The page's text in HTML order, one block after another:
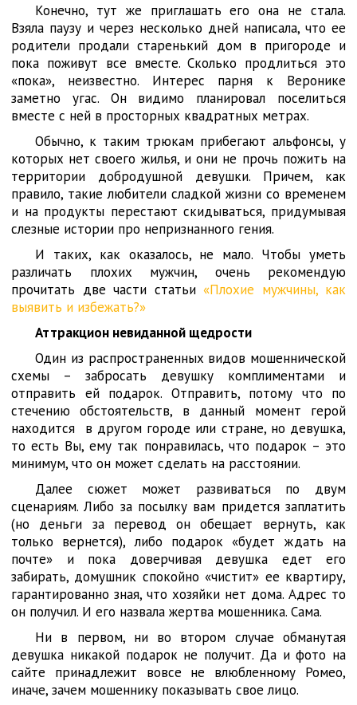
Конечно, тут же приглашать его она не стала.
Взяла паузу и через несколько дней написала, что ее
родители продали старенький дом в пригороде и
пока поживут все вместе. Сколько продлиться это
«пока», неизвестно. Интерес парня к Веронике
заметно угас. Он видимо планировал поселиться
вместе с ней в просторных квадратных метрах.
Обычно, к таким трюкам прибегают альфонсы, у
которых нет своего жилья, и они не прочь пожить на
территории добродушной девушки. Причем, как
правило, такие любители сладкой жизни со временем
и на продукты перестают скидываться, придумывая
слезные истории про непризнанного гения.
И таких, как оказалось, не мало. Чтобы уметь
различать плохих мужчин, очень рекомендую
прочитать две части статьи «Плохие мужчины, как
выявить и избежать?»
Аттракцион невиданной щедрости
Один из распространенных видов мошеннической
схемы – забросать девушку комплиментами и
отправить ей подарок. Отправить, потому что по
стечению обстоятельств, в данный момент герой
находится в другом городе или стране, но девушка,
то есть Вы, ему так понравилась, что подарок – это
минимум, что он может сделать на расстоянии.
Далее сюжет может развиваться по двум
сценариям. Либо за посылку вам придется заплатить
(но деньги за перевод он обещает вернуть, как
только вернется), либо подарок «будет ждать на
почте» и пока доверчивая девушка едет его
забирать, домушник спокойно «чистит» ее квартиру,
гарантированно зная, что хозяйки нет дома. Адрес то
он получил. И его назвала жертва мошенника. Сама.
Ни в первом, ни во втором случае обманутая
девушка никакой подарок не получит. Да и фото на
сайте принадлежит вовсе не влюбленному Ромео,
иначе, зачем мошеннику показывать свое лицо.